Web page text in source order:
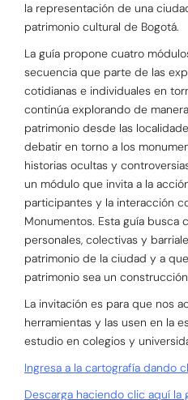
la representación de una
patrimonio cultural de Bogotá.
La guía propone cuatro
secuencia que parte de las
cotidianas e individuales en
continúa explorando de
patrimonio desde las
debatir en torno a los
historias ocultas y
un módulo que invita a la
participantes y la interacción
Monumentos. Esta guía busca
personales, colectivas y
patrimonio de la ciudad y a
patrimonio sea un
La invitación es para que nos
herramientas y las usen en la
estudio en colegios y
Ingresa a la cartografía dando
Descarga haciendo clic aquí la